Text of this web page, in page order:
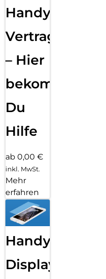
Handy
– Hier
bekommst
Du
Hilfe
ab 0,00 €
inkl. MwSt.
Mehr
erfahren
Handy
Displayfolie